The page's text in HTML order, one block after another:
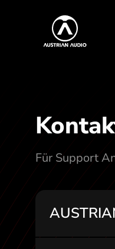
t
Austrian Audio
Für Support